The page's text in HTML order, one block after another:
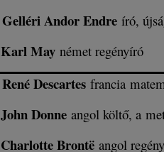
Gelléri Andor Endre író,
Karl May német regényíró
René Descartes francia
John Donne angol költő, a
Charlotte Brontë angol